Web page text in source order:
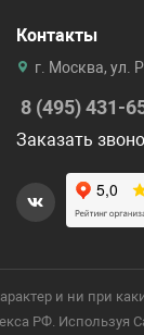
Контакты
г. Москва, ул.
8 (495) 431-
Заказать
и ни при
РФ. Используя